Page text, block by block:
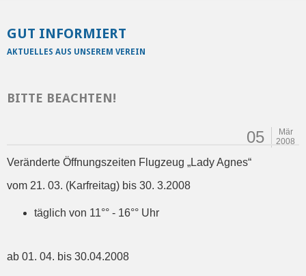
GUT INFORMIERT
AKTUELLES AUS UNSEREM VEREIN
BITTE BEACHTEN!
05
Mär
2008
Veränderte Öffnungszeiten Flugzeug „Lady Agnes“
vom 21. 03. (Karfreitag) bis 30. 3.2008
täglich von 11°° - 16°° Uhr
ab 01. 04. bis 30.04.2008